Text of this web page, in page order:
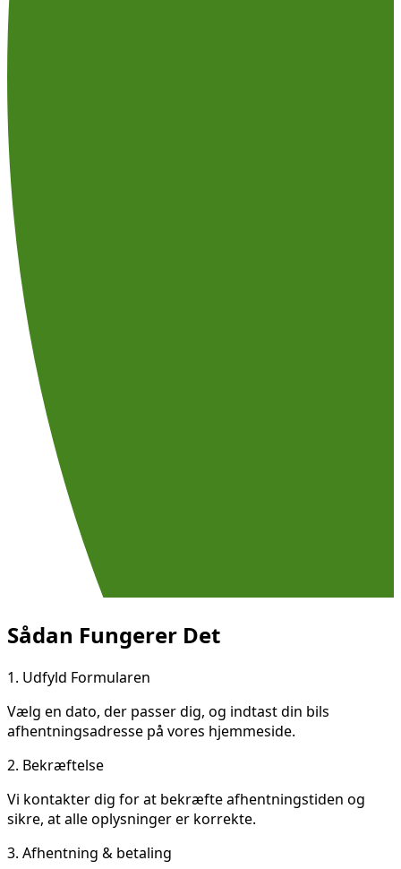
Sådan Fungerer Det
1. Udfyld Formularen
Vælg en dato, der passer dig, og indtast din bils
afhentningsadresse på vores hjemmeside.
2. Bekræftelse
Vi kontakter dig for at bekræfte afhentningstiden og
sikre, at alle oplysninger er korrekte.
3. Afhentning & betaling